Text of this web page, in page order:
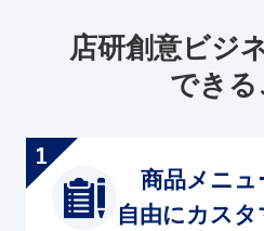
店研創意ビジ
できる
商品メニュ
自由にカス